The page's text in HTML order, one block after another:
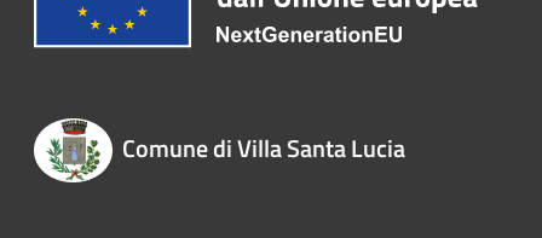
Comune di Villa Santa Lucia